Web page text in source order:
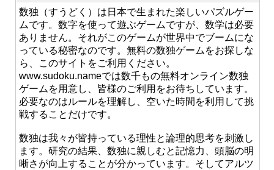
数独（すうどく）は日本で生まれた楽しいパズルゲー
ムです。数字を使って遊ぶゲームですが、数学は必要
ありません。それがこのゲームが世界中でブームにな
っている秘密なのです。無料の数独ゲームをお探しな
ら、このサイトをご利用ください。
www.sudoku.nameでは数千もの無料オンライン数独
ゲームを用意し、皆様のご利用をお待ちしています。
必要なのはルールを理解し、空いた時間を利用して挑
戦することだけです。
数独は我々が皆持っている理性と論理的思考を刺激し
ます。研究の結果、数独に親しむと記憶力、頭脳の明
晰さが向上することが分かっています。そしてアルツ